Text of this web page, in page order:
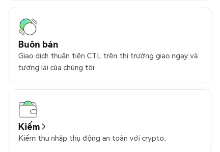
Buôn bán
Giao dịch thuận tiện CTL trên thị trường giao ngay và
tương lai của chúng tôi
Kiếm
Kiếm thu nhập thụ động an toàn với crypto.